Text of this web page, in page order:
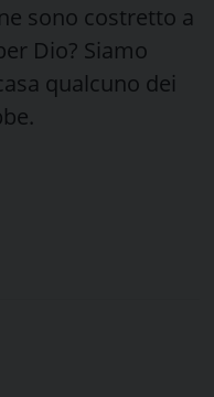
sono costretto a
Dio? Siamo
qualcuno dei